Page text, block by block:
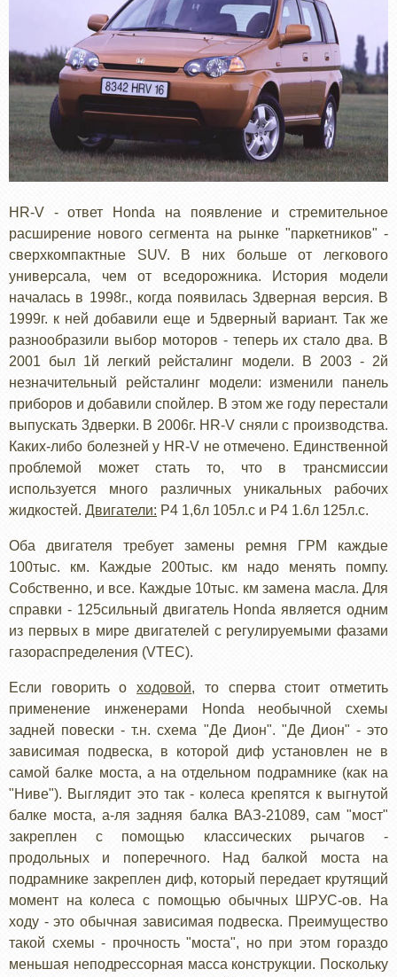
HR-V - ответ Honda на появление и стремительное
расширение нового сегмента на рынке "паркетников" -
сверхкомпактные SUV. В них больше от легкового
универсала, чем от вседорожника. История модели
началась в 1998г., когда появилась 3дверная версия. В
1999г. к ней добавили еще и 5дверный вариант. Так же
разнообразили выбор моторов - теперь их стало два. В
2001 был 1й легкий рейсталинг модели. В 2003 - 2й
незначительный рейсталинг модели: изменили панель
приборов и добавили спойлер. В этом же году перестали
выпускать 3дверки. В 2006г. HR-V сняли с производства.
Каких-либо болезней у HR-V не отмечено. Единственной
проблемой может стать то, что в трансмиссии
используется много различных уникальных рабочих
жидкостей. Двигатели: Р4 1,6л 105л.с и Р4 1.6л 125л.с.
Оба двигателя требует замены ремня ГРМ каждые
100тыс. км. Каждые 200тыс. км надо менять помпу.
Собственно, и все. Каждые 10тыс. км замена масла. Для
справки - 125сильный двигатель Honda является одним
из первых в мире двигателей с регулируемыми фазами
газораспределения (VTEC).
Если говорить оходовой, то сперва стоит отметить
применение инженерами Honda необычной схемы
задней повески - т.н. схема "Де Дион". "Де Дион" - это
зависимая подвеска, в которой диф установлен не в
самой балке моста, а на отдельном подрамнике (как на
"Ниве"). Выглядит это так - колеса крепятся к выгнутой
балке моста, а-ля задняя балка ВАЗ-21089, сам "мост"
закреплен с помощью классических рычагов -
продольных и поперечного. Над балкой моста на
подрамнике закреплен диф, который передает крутящий
момент на колеса с помощью обычных ШРУС-ов. На
ходу - это обычная зависимая подвеска. Преимущество
такой схемы - прочность "моста", но при этом гораздо
меньшая неподрессорная масса конструкции. Поскольку